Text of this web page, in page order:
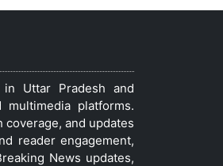
Uttar Pradesh and
platforms.
and updates
reader engagement,
News updates,